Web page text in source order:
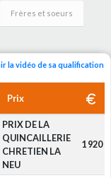
Frères et soeurs
la vidéo de sa qualification
Prix
PRIX DE LA
QUINCAILLERIE
CHRETIEN LA
NEU
1 920